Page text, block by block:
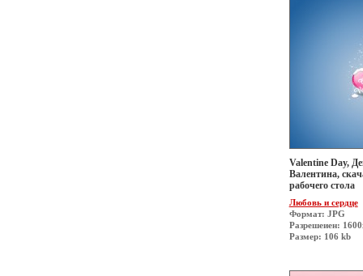
Valentine Day,
Валентина,
рабочего стола
Любовь и сердце
Формат: JPG
Разрешеиен:
Размер: 106 kb